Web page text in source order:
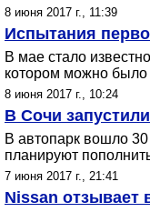
8 июня 2017 г., 11:39
Испытания
В мае стало
котором можно было
8 июня 2017 г., 10:24
В Сочи
В автопарк вошло
планируют
7 июня 2017 г., 21:41
Nissan отзывает